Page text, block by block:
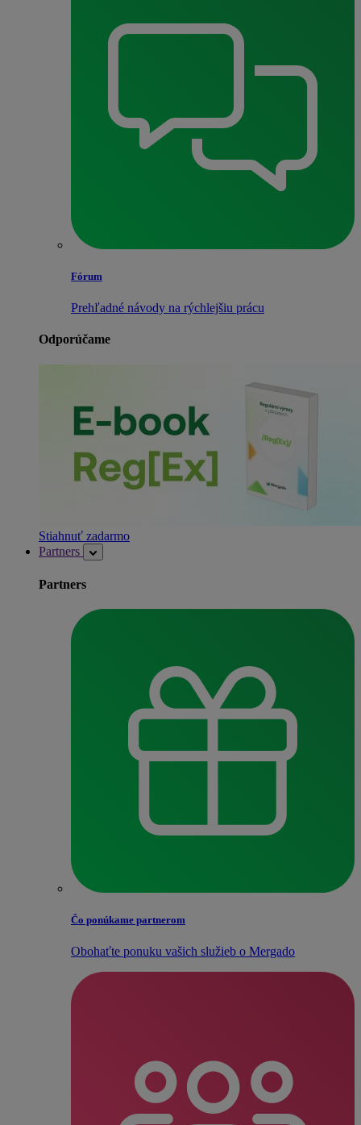
Fórum
Prehľadné návody na rýchlejšiu prácu
Odporúčame
Stiahnuť zadarmo
Partners
Partners
Čo ponúkame partnerom
Obohaťte ponuku vašich služieb o Mergado